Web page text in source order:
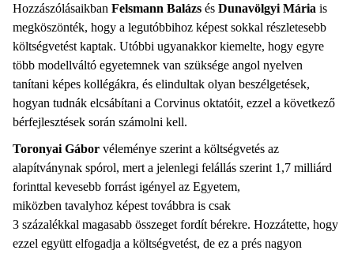
Hozzászólásaikban Felsmann Balázs és Dunavölgyi Mária is
megköszönték, hogy a legutóbbihoz képest sokkal részletesebb
költségvetést kaptak. Utóbbi ugyanakkor kiemelte, hogy egyre
több modellváltó egyetemnek van szüksége angol nyelven
tanítani képes kollégákra, és elindultak olyan beszélgetések,
hogyan tudnák elcsábítani a Corvinus oktatóit, ezzel a következő
bérfejlesztések során számolni kell.
Toronyai Gábor véleménye szerint a költségvetés az
alapítványnak spórol, mert a jelenlegi felállás szerint 1,7 milliárd
forinttal kevesebb forrást igényel az Egyetem,
miközben tavalyhoz képest továbbra is csak
3 százalékkal magasabb összeget fordít bérekre. Hozzátette, hogy
ezzel együtt elfogadja a költségvetést, de ez a prés nagyon